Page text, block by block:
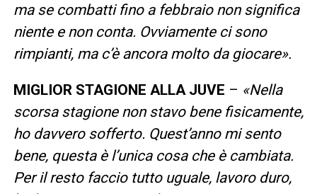
ma se combatti fino a febbraio non significa
niente e non conta. Ovviamente ci sono
rimpianti, ma c’è ancora molto da giocare».
MIGLIOR STAGIONE ALLA JUVE – «Nella
scorsa stagione non stavo bene fisicamente,
ho davvero sofferto. Quest’anno mi sento
bene, questa è l’unica cosa che è cambiata.
Per il resto faccio tutto uguale, lavoro duro,